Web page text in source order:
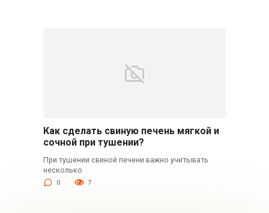
Как сделать свиную печень мягкой и
сочной при тушении?
При тушении свиной печени важно учитывать
несколько
0 7